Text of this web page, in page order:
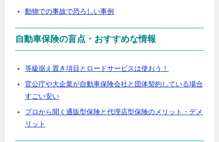
動物での事故で恐ろしい事例
自動車保険の盲点・おすすめな情報
等級据え置き項目とロードサービスは使おう！
官公庁や大企業が自動車保険会社と団体契約している場合
すごい安い
プロから聞く通販型保険と代理店型保険のメリット・デメ
リット